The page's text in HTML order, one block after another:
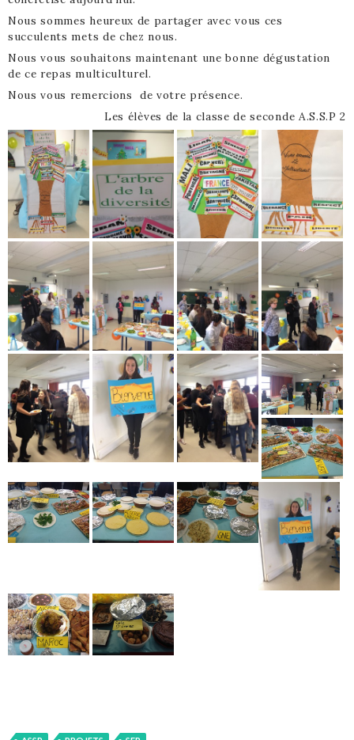
Nous sommes heureux de partager avec vous ces
succulents mets de chez nous.
Nous vous souhaitons maintenant une bonne dégustation
de ce repas multiculturel.
Nous vous remercions de votre présence.
Les élèves de la classe de seconde A.S.S.P 2